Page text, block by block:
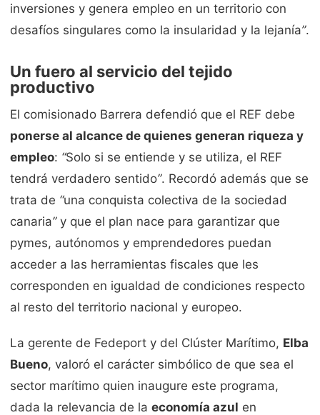
inversiones y genera empleo en un territorio con
desafíos singulares como la insularidad y la lejanía”.
Un fuero al servicio del tejido
productivo
El comisionado Barrera defendió que el REF debe
ponerse al alcance de quienes generan riqueza y
empleo: “Solo si se entiende y se utiliza, el REF
tendrá verdadero sentido”. Recordó además que se
trata de “una conquista colectiva de la sociedad
canaria”y que el plan nace para garantizar que
pymes, autónomos y emprendedores puedan
acceder a las herramientas fiscales que les
corresponden en igualdad de condiciones respecto
al resto del territorio nacional y europeo.
La gerente de Fedeport y del Clúster Marítimo, Elba
Bueno, valoró el carácter simbólico de que sea el
sector marítimo quien inaugure este programa,
dada la relevancia de la economía azul en